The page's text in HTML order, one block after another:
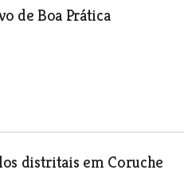
de Boa Prática
distritais em Coruche